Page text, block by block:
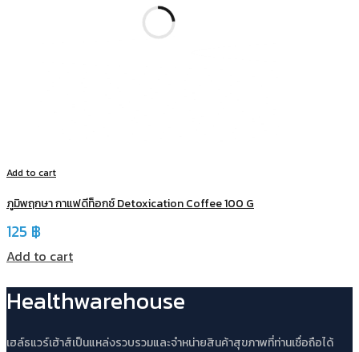
Add to cart
ภูมิพฤกษา กาแฟดีท็อกซ์ Detoxication Coffee 100 G
125 ฿
Add to cart
Healthwarehouse
เฮล์ธแวร์เฮ้าส์เป็นแหล่งรวบรวมและจำหน่ายสินค้าสุขภาพที่ท่านเชื่อถือได้